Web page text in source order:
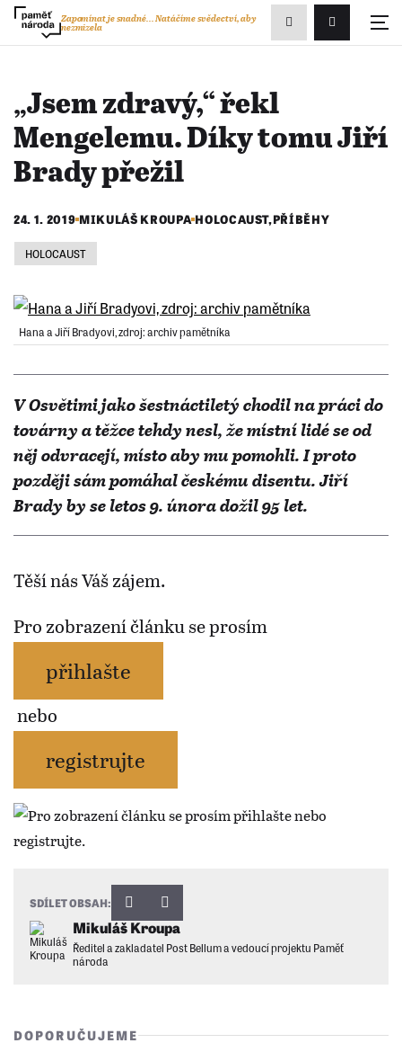
Přihlášení/
Zapomínat je snadné...Natáčíme svědectví, aby
nezmizela
Zobrazit
vyhledávání
„Jsem zdravý,“ řekl
Mengelemu. Díky tomu Jiří
Brady přežil
24. 1. 2019 MIKULÁŠ KROUPA HOLOCAUST,PŘÍBĚHY
HOLOCAUST
Hana a Jiří Bradyovi, zdroj: archiv pamětníka
V Osvětimi jako šestnáctiletý chodil na práci do
továrny a těžce tehdy nesl, že místní lidé se od
něj odvracejí, místo aby mu pomohli. I proto
později sám pomáhal českému disentu. Jiří
Brady by se letos 9. února dožil 95 let.
Těší nás Váš zájem.
Pro zobrazení článku se prosím
přihlašte
nebo
registrujte
Mikuláš Kroupa
Ředitel a zakladatel Post Bellum a vedoucí projektu Paměť
národa
SDÍLET OBSAH:
DOPORUČUJEME